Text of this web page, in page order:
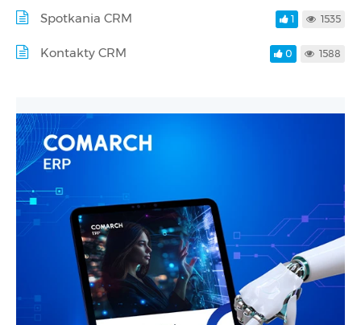
Spotkania CRM 1 1535
Kontakty CRM 0 1588